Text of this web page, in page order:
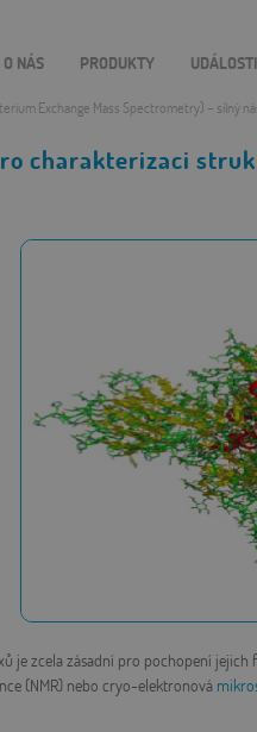
Exchange Mass Spectrometry) – silný
O NÁS PRODUKTY UDÁLOSTI
charakterizaci
je zcela zásadní pro pochopení
(NMR) nebo cryo-elektronová